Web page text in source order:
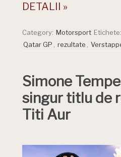
DETALII »
Category: Motorsport Etichete:
Qatar GP
rezultate
Simone
singur titlu de
Titi Aur